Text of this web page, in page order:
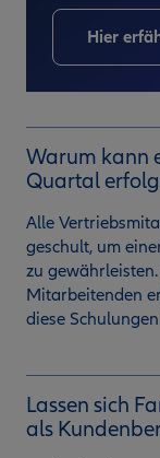
Hier
Warum kann
Quartal
Alle
geschult, um
zu
Mitarbeitenden
diese
Lassen sich
als